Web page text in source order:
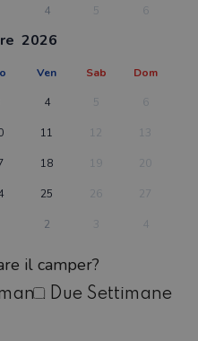
4 5 6
2026
Ven Sab Dom
4 5 6
11 12 13
18 19 20
25 26 27
2 3 4
il camper?
Due Settimane